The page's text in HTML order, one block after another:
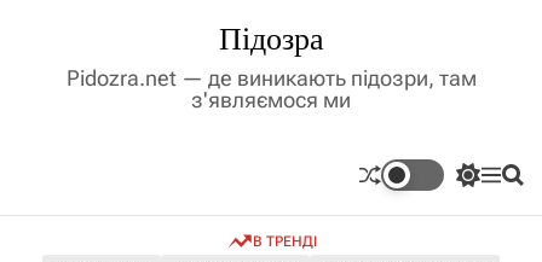
Підозра
Pidozra.net — де виникають підозри, там
з'являємося ми
П
М П
В ТРЕНДІ